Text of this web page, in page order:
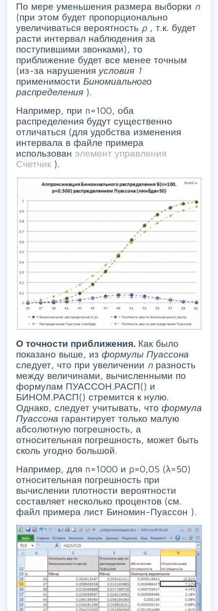
По мере уменьшения размера выборки n
(при этом будет пропорционально
увеличиваться вероятность p , т.к. будет
расти интервал наблюдения за
поступившими звонками), то
приближение будет все менее точным
(из-за нарушения условия 1
применимости Биномиального
распределения ).
Например, при n=100, оба
распределения будут существенно
отличаться (для удобства изменения
интервала в файле примера
использован элемент управления
Счетчик ).
О точности приближения. Как было
показано выше, из формулы Пуассона
следует, что при увеличении n разность
между величинами, вычисленными по
формулам ПУАССОН.РАСП() и
БИНОМ.РАСП() стремится к нулю.
Однако, следует учитывать, что формула
Пуассона гарантирует только малую
абсолютную погрешность, а
относительная погрешность, может быть
сколь угодно большой.
Например, для n=1000 и p=0,05 (λ=50)
относительная погрешность при
вычислении плотности вероятности
составляет несколько процентов (см.
файл примера лист Биномин-Пуассон ).